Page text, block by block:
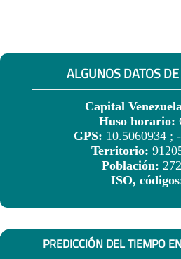
ALGUNOS DATOS
Capital
Huso horario:
GPS: 10.5060934 ;
Territorio:
Población:
ISO,
PREDICCIÓN DEL TIEMPO